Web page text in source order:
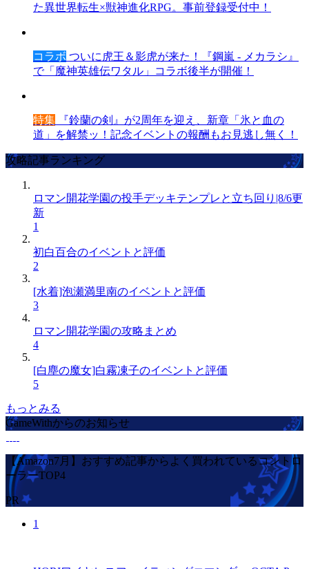
た異世界転生×獣神進化RPG。事前登録受付中！
コラボ ついに虎王＆影虎が来た！『鋼嵐 - メカラシ』
で「魔神英雄伝ワタル」コラボ後半が開催！
特集 『鈴蘭の剣』が2周年を迎え、新章「氷と血の
道」を解禁ッ！記念イベントの報酬もお見逃し無く！
攻略記事ランキング
ロマン開花学園の投手デッキテンプレと立ち回り|8/6更
新
1
初白百合のイベントと評価
2
[水着]泡瀬満里南のイベントと評価
3
ロマン開花学園の攻略まとめ
4
[白塵の魔女]白霧凍子のイベントと評価
5
もっとみる
GameWithからのお知らせ
【Amazon7月】おすすめ記事からよく買われているコントロ
ーラーTOP4
PR
1